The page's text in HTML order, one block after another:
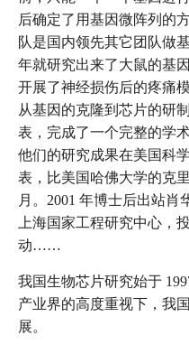
后确定了用基因微阵列的
队是国内领先其它团队做
年就研究出来了大鼠的基
开展了神经损伤后的疼痛
从基因的克隆到芯片的研
表，完成了一个完整的学
他们的研究成果在美国科
表，比美国哈佛大学的克
月。2001 年博士后出站
上海国家工程研究中心，
动……
我国生物芯片研究始于
产业界的高度重视下，我
展。